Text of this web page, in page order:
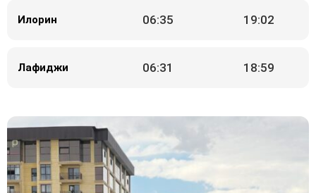
Илорин 06:35 19:02
Лафиджи 06:31 18:59